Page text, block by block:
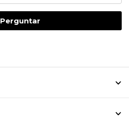
Perguntar